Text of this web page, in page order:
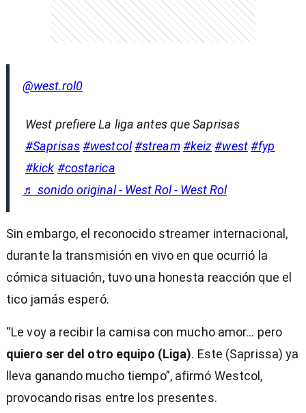
@west.rol0
West prefiere La liga antes que Saprisas
#Saprisas#westcol#stream #keiz #west#fyp
#kick #costarica
♬ sonido original - West Rol - West Rol
Sin embargo, el reconocido streamer internacional,
durante la transmisión en vivo en que ocurrió la
cómica situación, tuvo una honesta reacción que el
tico jamás esperó.
“Le voy a recibir la camisa con mucho amor... pero
quiero ser del otro equipo (Liga). Este (Saprissa) ya
lleva ganando mucho tiempo”, afirmó Westcol,
provocando risas entre los presentes.